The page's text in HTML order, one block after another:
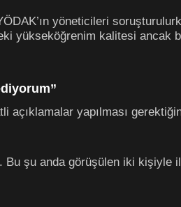
yöneticileri
yükseköğrenim kalitesi ancak
açıklamalar yapılması
Bu şu anda görüşülen iki kişiyle